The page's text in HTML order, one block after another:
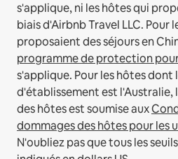
s'applique, ni les hôtes qui
biais d'Airbnb Travel LLC. Pour
proposaient des séjours en
programme de protection
s'applique. Pour les hôtes dont
d'établissement est l'Australie,
des hôtes est soumise aux
dommages des hôtes pour les
N'oubliez pas que tous les